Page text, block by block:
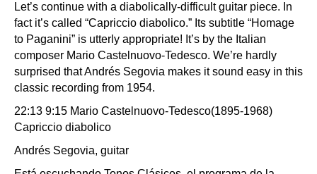
Let’s continue with a diabolically-difficult guitar piece. In
fact it’s called “Capriccio diabolico.” Its subtitle “Homage
to Paganini” is utterly appropriate! It’s by the Italian
composer Mario Castelnuovo-Tedesco. We’re hardly
surprised that Andrés Segovia makes it sound easy in this
classic recording from 1954.
22:13 9:15 Mario Castelnuovo-Tedesco(1895-1968)
Capriccio diabolico
Andrés Segovia, guitar